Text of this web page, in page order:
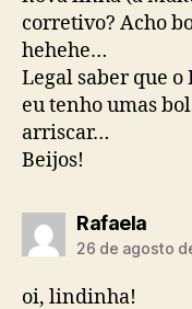
corretivo? Acho
hehehe…
Legal saber que
eu tenho umas
arriscar…
Beijos!
Rafaeladiz:
26 de agosto
oi, lindinha!